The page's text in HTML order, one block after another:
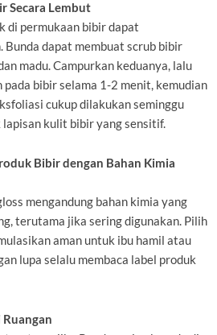
Secara Lembut
di permukaan bibir dapat
Bunda dapat membuat scrub bibir
madu. Campurkan keduanya, lalu
pada bibir selama 1-2 menit, kemudian
cukup dilakukan seminggu
kulit bibir yang sensitif.
Bibir dengan Bahan Kimia
mengandung bahan kimia yang
terutama jika sering digunakan. Pilih
aman untuk ibu hamil atau
lupa selalu membaca label produk